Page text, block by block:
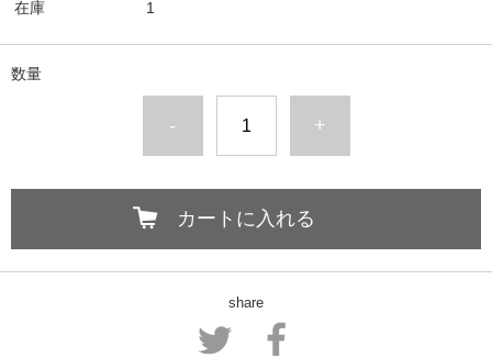
在庫
1
数量
- +
カートに入れる
share